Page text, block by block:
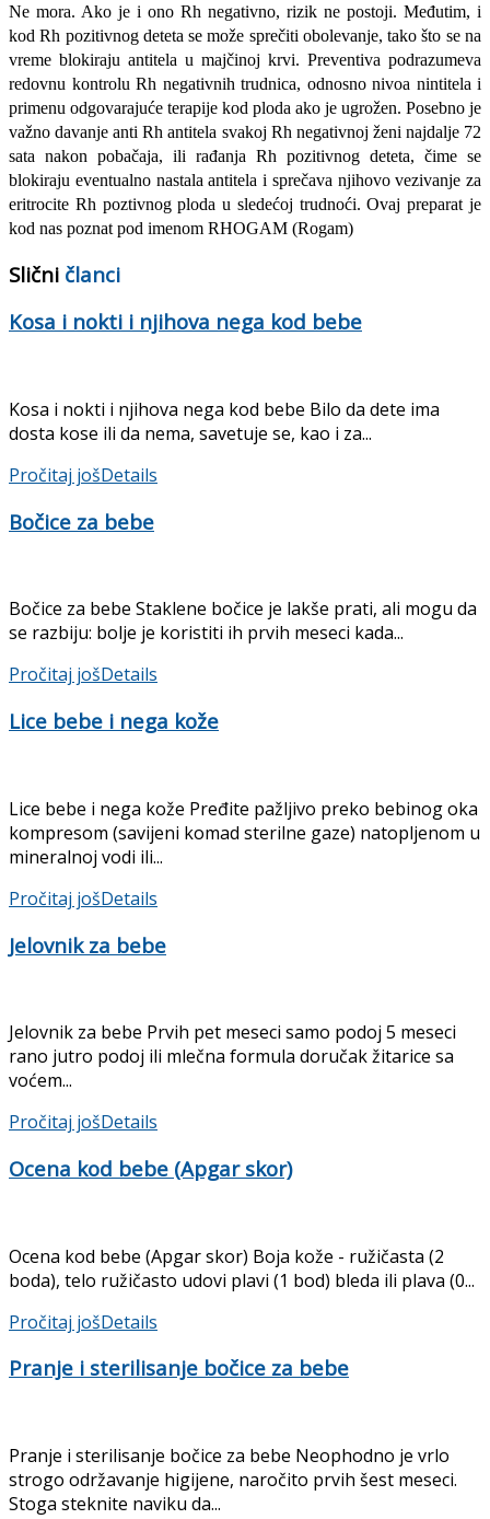
Ne mora. Ako je i ono Rh negativno, rizik ne postoji. Međutim, i
kod Rh pozitivnog deteta se može sprečiti obolevanje, tako što se na
vreme blokiraju antitela u majčinoj krvi. Preventiva podrazumeva
redovnu kontrolu Rh negativnih trudnica, odnosno nivoa nintitela i
primenu odgovarajuće terapije kod ploda ako je ugrožen. Posebno je
važno davanje anti Rh antitela svakoj Rh negativnoj ženi najdalje 72
sata nakon pobačaja, ili rađanja Rh pozitivnog deteta, čime se
blokiraju eventualno nastala antitela i sprečava njihovo vezivanje za
eritrocite Rh poztivnog ploda u sledećoj trudnoći. Ovaj preparat je
kod nas poznat pod imenom RHOGAM (Rogam)
Slični članci
Kosa i nokti i njihova nega kod bebe
Kosa i nokti i njihova nega kod bebe Bilo da dete ima
dosta kose ili da nema, savetuje se, kao i za...
Pročitaj jošDetails
Bočice za bebe
Bočice za bebe Staklene bočice je lakše prati, ali mogu da
se razbiju: bolje je koristiti ih prvih meseci kada...
Pročitaj jošDetails
Lice bebe i nega kože
Lice bebe i nega kože Pređite pažljivo preko bebinog oka
kompresom (savijeni komad sterilne gaze) natopljenom u
mineralnoj vodi ili...
Pročitaj jošDetails
Jelovnik za bebe
Jelovnik za bebe Prvih pet meseci samo podoj 5 meseci
rano jutro podoj ili mlečna formula doručak žitarice sa
voćem...
Pročitaj jošDetails
Ocena kod bebe (Apgar skor)
Ocena kod bebe (Apgar skor) Boja kože - ružičasta (2
boda), telo ružičasto udovi plavi (1 bod) bleda ili plava (0...
Pročitaj jošDetails
Pranje i sterilisanje bočice za bebe
Pranje i sterilisanje bočice za bebe Neophodno je vrlo
strogo održavanje higijene, naročito prvih šest meseci.
Stoga steknite naviku da...